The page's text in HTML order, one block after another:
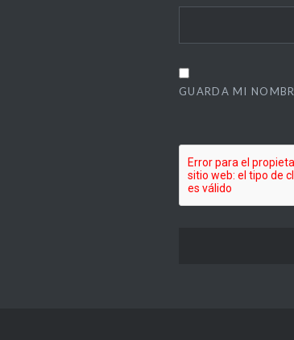
GUARDA MI